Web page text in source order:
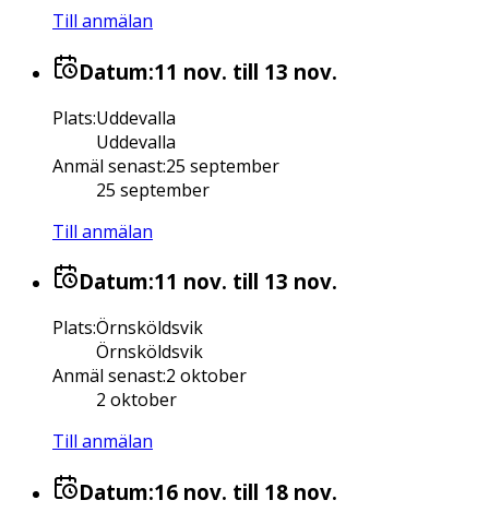
Till anmälan
Datum:11 nov. till 13 nov.
Plats:Uddevalla
Uddevalla
Anmäl senast:25 september
25 september
Till anmälan
Datum:11 nov. till 13 nov.
Plats:Örnsköldsvik
Örnsköldsvik
Anmäl senast:2 oktober
2 oktober
Till anmälan
Datum:16 nov. till 18 nov.